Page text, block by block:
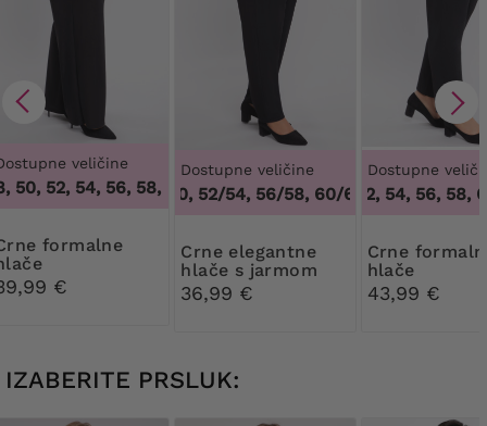
veličine
52, 54, 56, 58, 60, 62, 64, 46, 48, 50, 52, 54, 56, 58,
€
Dostupne veličine
48/50, 52/54, 56/58, 60/62, 48/50, 52/54,
Crne elegantne
hlače s jarmom
36,99 €
Dostupne
50, 52, 54, 56, 58,
Crne formalne
hlače
43,99 €
IZABERITE PRSLUK: